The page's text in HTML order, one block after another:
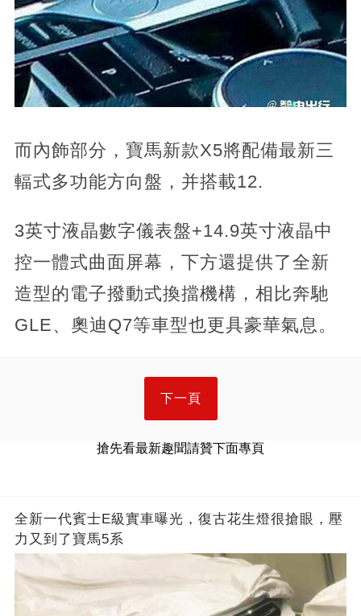
而內飾部分，寶馬新款X5將配備最新三
輻式多功能方向盤，并搭載12.
3英寸液晶數字儀表盤+14.9英寸液晶中
控一體式曲面屏幕，下方還提供了全新
造型的電子撥動式換擋機構，相比奔馳
GLE、奧迪Q7等車型也更具豪華氣息。
下一頁
搶先看最新趣聞請贊下面專頁
全新一代賓士E級實車曝光，復古花生燈很搶眼，壓
力又到了寶馬5系